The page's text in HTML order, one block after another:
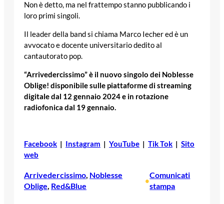
Non è detto, ma nel frattempo stanno pubblicando i
loro primi singoli.
Il leader della band si chiama Marco Iecher ed è un
avvocato e docente universitario dedito al
cantautorato pop.
“Arrivedercissimo” è il nuovo singolo dei Noblesse
Oblige! disponibile sulle piattaforme di streaming
digitale dal 12 gennaio 2024 e in rotazione
radiofonica dal 19 gennaio.
Facebook | Instagram | YouTube | Tik Tok | Sito
web
Arrivedercissimo, Noblesse
Oblige, Red&Blue
•
Comunicati
stampa